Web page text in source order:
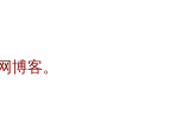
博客。